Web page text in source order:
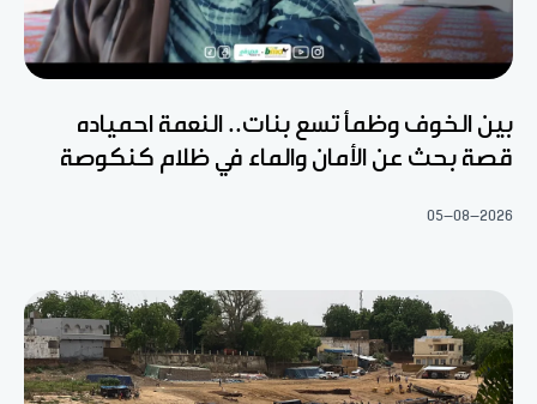
بين الخوف وظمأ تسع بنات.. النعمة احمياده
قصة بحث عن الأمان والماء في ظلام كنكوصة
05-08-2026